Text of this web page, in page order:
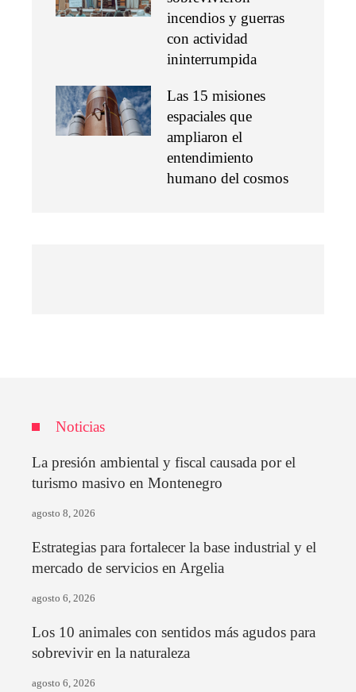
incendios y guerras
con actividad
ininterrumpida
Las 15 misiones
espaciales que
ampliaron el
entendimiento
humano del cosmos
Noticias
La presión ambiental y fiscal causada por el
turismo masivo en Montenegro
agosto 8, 2026
Estrategias para fortalecer la base industrial y el
mercado de servicios en Argelia
agosto 6, 2026
Los 10 animales con sentidos más agudos para
sobrevivir en la naturaleza
agosto 6, 2026